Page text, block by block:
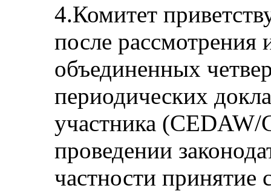
4.Комитет
после рассмотрения
объединенных
периодических
участника
проведении
частности